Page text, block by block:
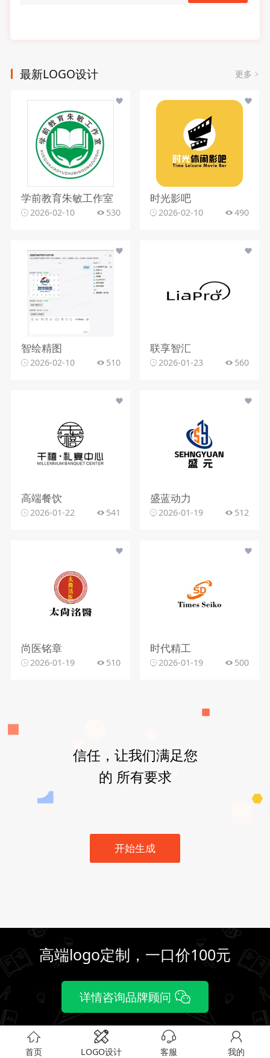
最新LOGO设计 更多
学前教育朱敏工作室
2026-02-10 530
时光影吧
2026-02-10 490
智绘精图
2026-02-10 510
联享智汇
2026-01-23 560
高端餐饮
2026-01-22 541
盛蓝动力
2026-01-19 512
尚医铭章
2026-01-19 510
时代精工
2026-01-19 500
信任，让我们满足您
的 所有要求
开始生成
高端logo定制，一口价100元
详情咨询品牌顾问
首页 LOGO设计 客服 我的